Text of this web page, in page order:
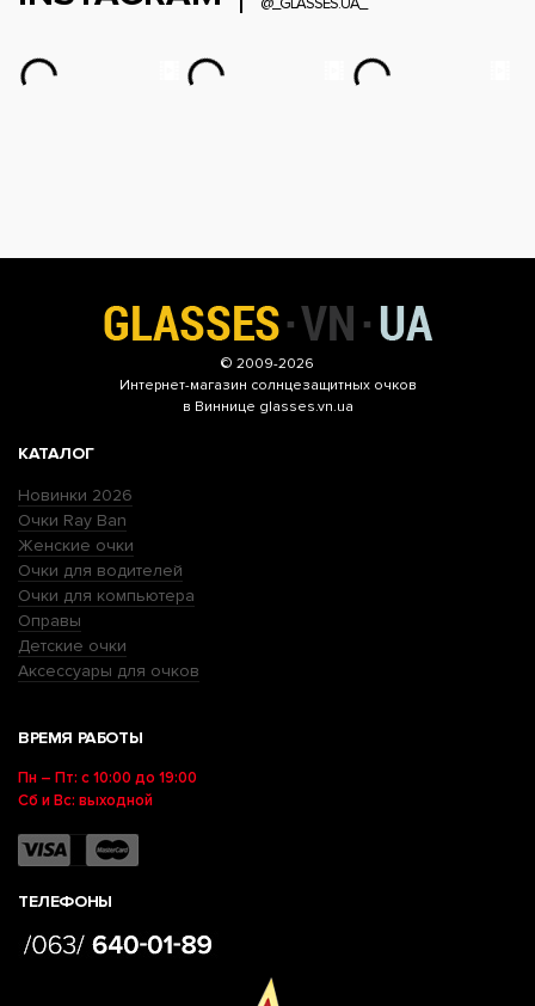
© 2009-2026
Интернет-магазин солнцезащитных очков
в Виннице glasses.vn.ua
КАТАЛОГ
Новинки 2026
Очки Ray Ban
Женские очки
Очки для водителей
Очки для компьютера
Оправы
Детские очки
Аксессуары для очков
ВРЕМЯ РАБОТЫ
Пн – Пт: с 10:00 до 19:00
Сб и Вс: выходной
ТЕЛЕФОНЫ